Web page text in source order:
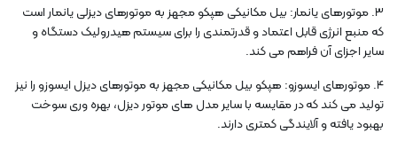
3. موتورهای یانمار: بیل مکانیکی هپکو مجهز به موتورهای دیزلی یانمار است
که منبع انرژی قابل اعتماد و قدرتمندی را برای سیستم هیدرولیک دستگاه و
سایر اجزای آن فراهم می کند.
4. موتورهای ایسوزو: هپکو بیل مکانیکی مجهز به موتورهای دیزل ایسوزو را نیز
تولید می کند که در مقایسه با سایر مدل های موتور دیزل، بهره وری سوخت
بهبود یافته و آلایندگی کمتری دارند.